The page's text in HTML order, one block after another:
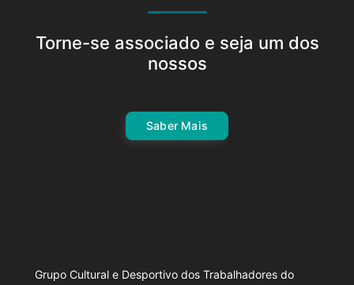
Torne-se associado e seja um dos
nossos
Saber Mais
Grupo Cultural e Desportivo dos Trabalhadores do